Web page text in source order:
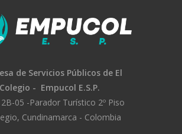
de Servicios Públicos de El
Colegio - Empucol E.S.P.
05 -Parador Turístico 2º Piso
Cundinamarca - Colombia